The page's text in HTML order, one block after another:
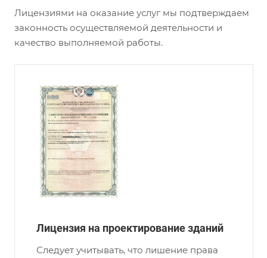
Лицензиями на оказание услуг мы подтверждаем
законность осуществляемой деятельности и
качество выполняемой работы.
Лицензия на проектирование зданий
Следует учитывать, что лишение права